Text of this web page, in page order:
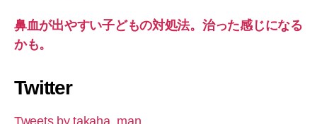
鼻血が出やすい子どもの対処法。治った感じになる
かも。
Twitter
Tweets by takaha_man